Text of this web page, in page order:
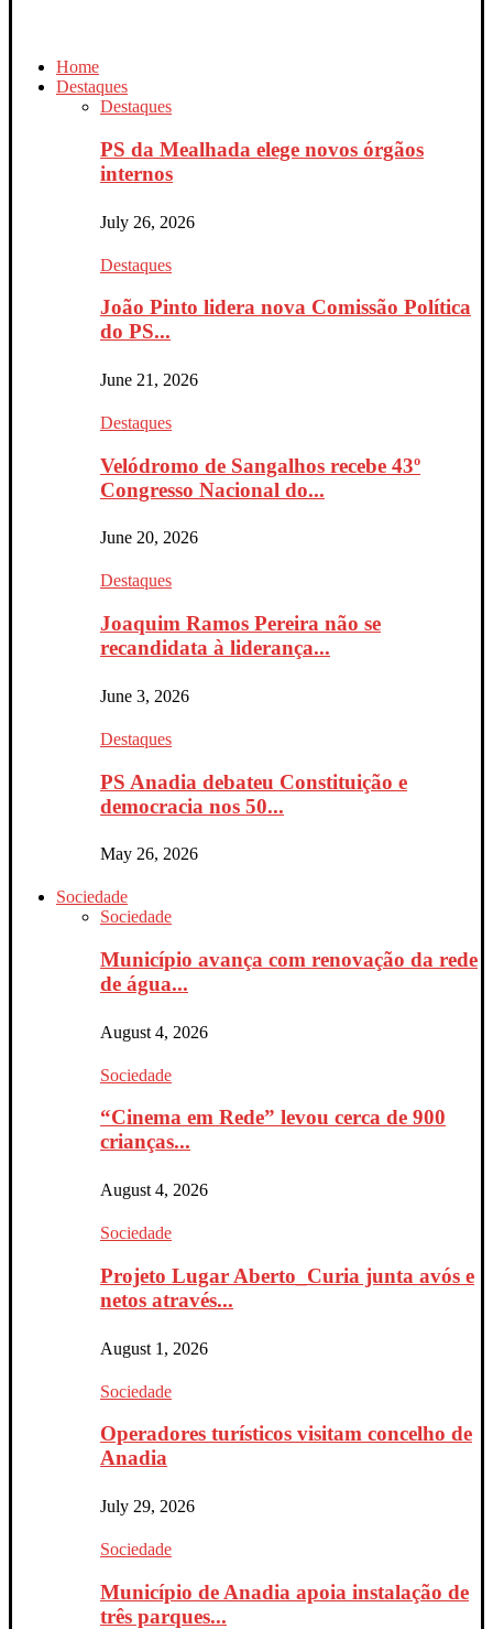
Home
Destaques
Destaques
PS da Mealhada elege novos órgãos
internos
July 26, 2026
Destaques
João Pinto lidera nova Comissão Política
do PS...
June 21, 2026
Destaques
Velódromo de Sangalhos recebe 43º
Congresso Nacional do...
June 20, 2026
Destaques
Joaquim Ramos Pereira não se
recandidata à liderança...
June 3, 2026
Destaques
PS Anadia debateu Constituição e
democracia nos 50...
May 26, 2026
Sociedade
Sociedade
Município avança com renovação da rede
de água...
August 4, 2026
Sociedade
“Cinema em Rede” levou cerca de 900
crianças...
August 4, 2026
Sociedade
Projeto Lugar Aberto_Curia junta avós e
netos através...
August 1, 2026
Sociedade
Operadores turísticos visitam concelho de
Anadia
July 29, 2026
Sociedade
Município de Anadia apoia instalação de
três parques...